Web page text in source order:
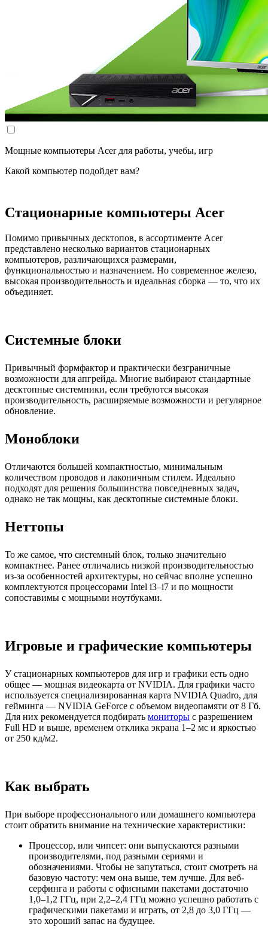
Мощные компьютеры Acer для работы, учебы, игр
Какой компьютер подойдет вам?
Стационарные компьютеры Acer
Помимо привычных десктопов, в ассортименте Acer
представлено несколько вариантов стационарных
компьютеров, различающихся размерами,
функциональностью и назначением. Но современное железо,
высокая производительность и идеальная сборка — то, что их
объединяет.
Системные блоки
Привычный формфактор и практически безграничные
возможности для апгрейда. Многие выбирают стандартные
десктопные системники, если требуются высокая
производительность, расширяемые возможности и регулярное
обновление.
Моноблоки
Отличаются большей компактностью, минимальным
количеством проводов и лаконичным стилем. Идеально
подходят для решения большинства повседневных задач,
однако не так мощны, как десктопные системные блоки.
Неттопы
То же самое, что системный блок, только значительно
компактнее. Ранее отличались низкой производительностью
из-за особенностей архитектуры, но сейчас вполне успешно
комплектуются процессорами Intel i3–i7 и по мощности
сопоставимы с мощными ноутбуками.
Игровые и графические компьютеры
У стационарных компьютеров для игр и графики есть одно
общее — мощная видеокарта от NVIDIA. Для графики часто
используется специализированная карта NVIDIA Quadro, для
гейминга — NVIDIA GeForce с объемом видеопамяти от 8 Гб.
Для них рекомендуется подбирать мониторы с разрешением
Full HD и выше, временем отклика экрана 1–2 мс и яркостью
от 250 кд/м2.
Как выбрать
При выборе профессионального или домашнего компьютера
стоит обратить внимание на технические характеристики:
Процессор, или чипсет: они выпускаются разными
производителями, под разными сериями и
обозначениями. Чтобы не запутаться, стоит смотреть на
базовую частоту: чем она выше, тем лучше. Для веб-
серфинга и работы с офисными пакетами достаточно
1,0–1,2 ГГц, при 2,2–2,4 ГГц можно успешно работать с
графическими пакетами и играть, от 2,8 до 3,0 ГГц —
это хороший запас на будущее.